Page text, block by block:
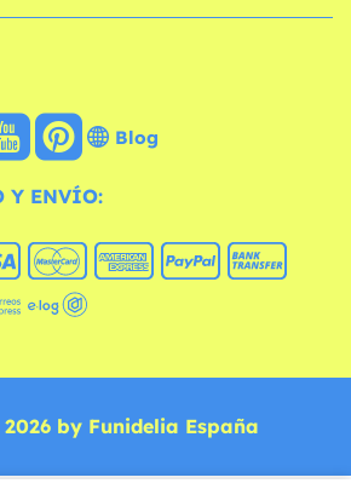
Blog
Y ENVÍO:
by Funidelia España